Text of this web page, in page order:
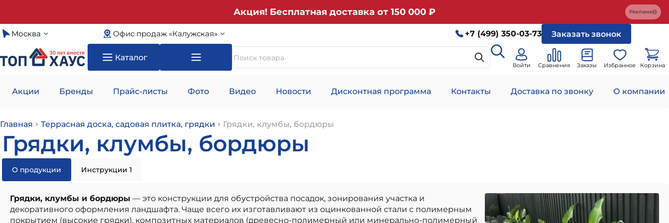
Акция! Бесплатная доставка от 150 000 ₽ Реклама
Москва Офис продаж «Калужская» +7 (499) 350-03-73 Заказать звонок
Каталог
Войти Сравнения Заказы Избранное Корзина
Акции Бренды Прайс-листы Фото Видео Новости Дисконтная программа Контакты Доставка по звонку О компании
Главная Террасная доска, садовая плитка, грядки Грядки, клумбы, бордюры
Грядки, клумбы, бордюры
О продукции Инструкции 1
Грядки, клумбы и бордюры — это конструкции для обустройства посадок, зонирования участка и
декоративного оформления ландшафта. Чаще всего их изготавливают из оцинкованной стали с полимерным
покрытием (высокие грядки), композитных материалов (древесно-полимерный или минерально-полимерный